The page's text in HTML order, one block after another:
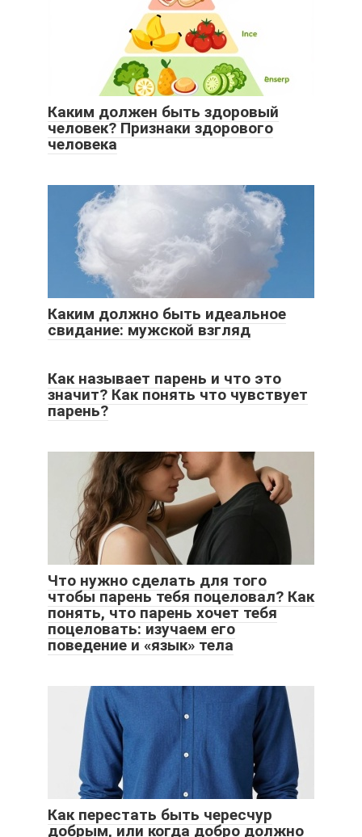
Каким должен быть здоровый
человек? Признаки здорового
человека
Каким должно быть идеальное
свидание: мужской взгляд
Как называет парень и что это
значит? Как понять что чувствует
парень?
Что нужно сделать для того
чтобы парень тебя поцеловал? Как
понять, что парень хочет тебя
поцеловать: изучаем его
поведение и «язык» тела
Как перестать быть чересчур
добрым, или когда добро должно